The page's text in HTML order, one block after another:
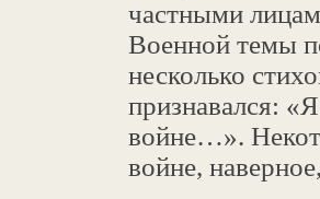
частными
Военной темы
несколько
признавался:
войне…».
войне,